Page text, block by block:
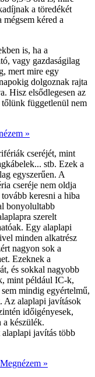
a töredékét
kéred a
is, ha a
vagy gazdaságilag
mert mire egy
dolgoznak rajta
Hisz elsődlegesen az
függetlenül nem
»
cseréjét, mint
stb. Ezek a
egyszerűen. A
cseréje nem oldja
keresni a hiba
bonyolultabb
szerelt
Egy alaplapi
minden alkatrész
nagyon sok a
Ezeknek a
és sokkal nagyobb
mint például IC-k,
mindig egyértelmű,
Az alaplapi javítások
időigényesek,
készülék.
alaplapi javítás több
Megnézem »